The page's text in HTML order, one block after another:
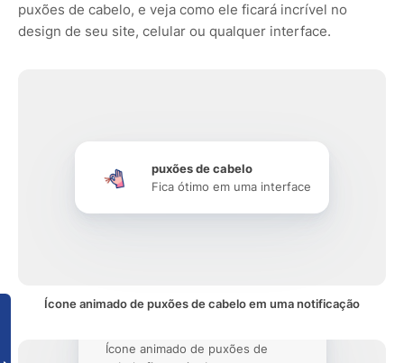
puxões de cabelo, e veja como ele ficará incrível no
design de seu site, celular ou qualquer interface.
puxões de cabelo
Fica ótimo em uma interface
Ícone animado de puxões de cabelo em uma notificação
Ícone animado de puxões de